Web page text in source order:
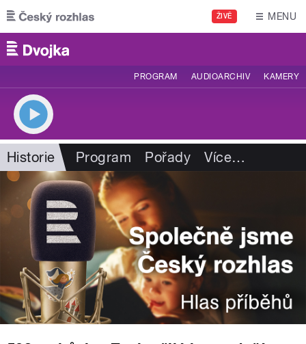
Přejít k hlavnímu obsahu
ŽIVĚ MENU
PROGRAM AUDIOARCHIV KAMERY
Historie Program Pořady Více…